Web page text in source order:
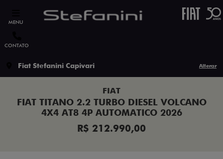
MENU
CONTATO
Fiat Stefanini Capivari Alterar
FIAT
FIAT TITANO 2.2 TURBO DIESEL VOLCANO
4X4 AT8 4P AUTOMATICO 2026
R$ 212.990,00